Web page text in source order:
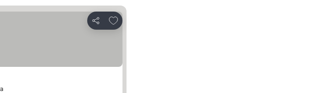
Partilhar
Adicionar aos favoritos